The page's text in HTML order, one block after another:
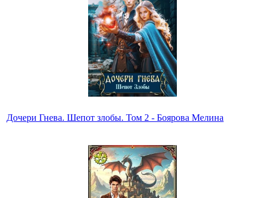
Дочери Гнева. Шепот злобы. Том 2 - Боярова Мелина